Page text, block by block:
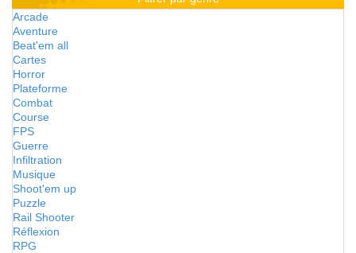
Arcade
Aventure
Beat'em all
Cartes
Horror
Plateforme
Combat
Course
FPS
Guerre
Infiltration
Musique
Shoot'em up
Puzzle
Rail Shooter
Réflexion
RPG